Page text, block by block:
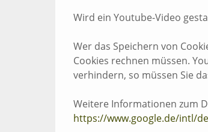
Wird ein Youtube-Video
Wer das Speichern von
Cookies rechnen müssen.
verhindern, so müssen Sie
Weitere Informationen zum
https://www.google.de/intl/